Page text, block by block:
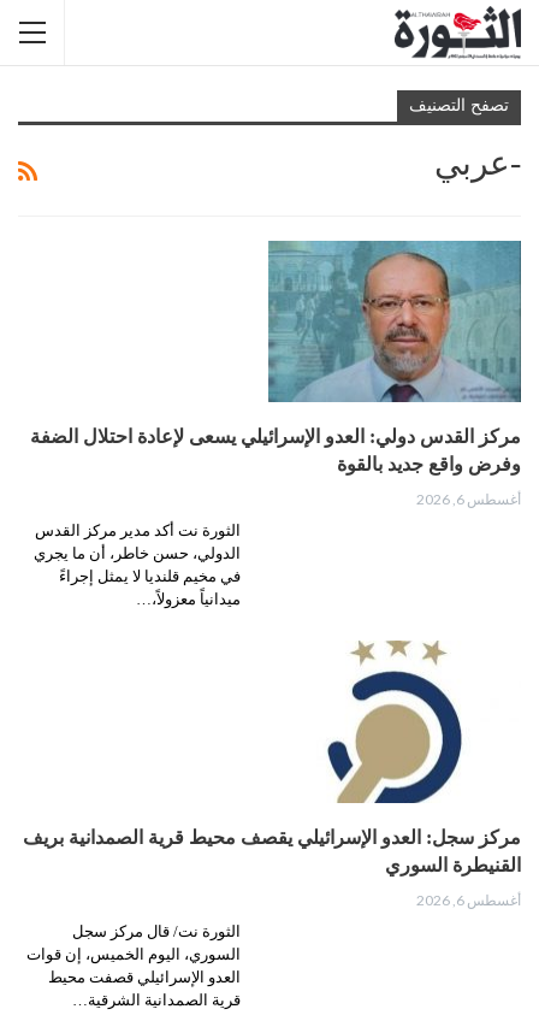
تصفح التصنيف
-عربي
مركز القدس دولي: العدو الإسرائيلي يسعى لإعادة احتلال الضفة
وفرض واقع جديد بالقوة
أغسطس 6, 2026
الثورة نت أكد مدير مركز القدس
الدولي، حسن خاطر، أن ما يجري
في مخيم قلنديا لا يمثل إجراءً
ميدانياً معزولاً،…
مركز سجل: العدو الإسرائيلي يقصف محيط قرية الصمدانية بريف
القنيطرة السوري
أغسطس 6, 2026
الثورة نت/ قال مركز سجل
السوري، اليوم الخميس، إن قوات
العدو الإسرائيلي قصفت محيط
قرية الصمدانية الشرقية…